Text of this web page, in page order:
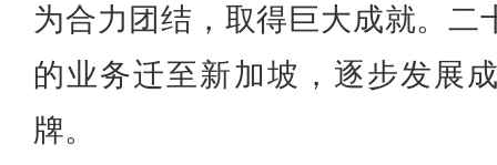
为合力团结，取得巨大成就。二
的业务迁至新加坡，逐步发展
牌。